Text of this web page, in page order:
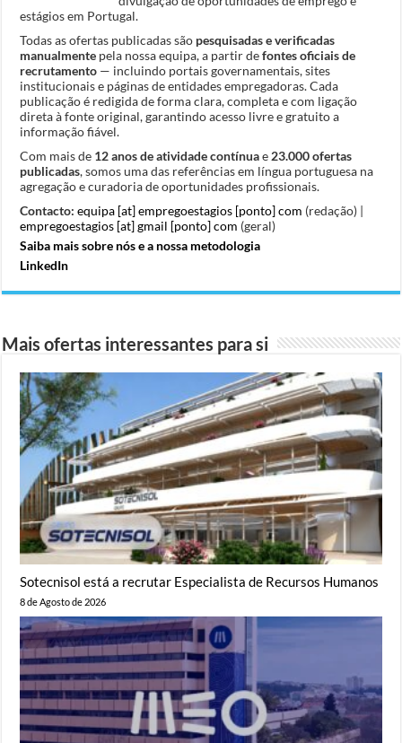
estágios em Portugal.
Todas as ofertas publicadas são pesquisadas e verificadas
manualmente pela nossa equipa, a partir defontes oficiais de
recrutamento — incluindo portais governamentais, sites
institucionais e páginas de entidades empregadoras. Cada
publicação é redigida de forma clara, completa e com ligação
direta à fonte original, garantindo acesso livre e gratuito a
informação fiável.
Com mais de 12 anos de atividade contínuae 23.000 ofertas
publicadas, somos uma das referências em língua portuguesa na
agregação e curadoria de oportunidades profissionais.
Contacto: equipa [at] empregoestagios [ponto] com (redação) |
empregoestagios [at] gmail [ponto] com (geral)
Saiba mais sobre nós e a nossa metodologia
LinkedIn
Mais ofertas interessantes para si
Sotecnisol está a recrutar Especialista de Recursos Humanos
8 de Agosto de 2026